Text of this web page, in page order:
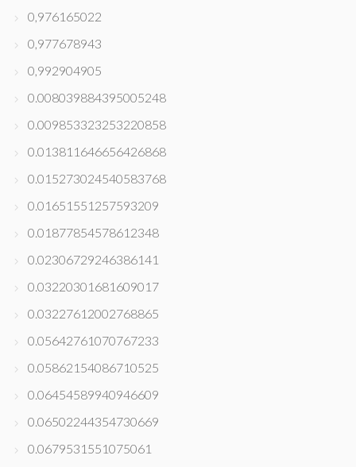
0,976165022
0,977678943
0,992904905
0.008039884395005248
0.009853323253220858
0.013811646656426868
0.015273024540583768
0.01651551257593209
0.01877854578612348
0.02306729246386141
0.03220301681609017
0.03227612002768865
0.05642761070767233
0.05862154086710525
0.06454589940946609
0.06502244354730669
0.0679531551075061